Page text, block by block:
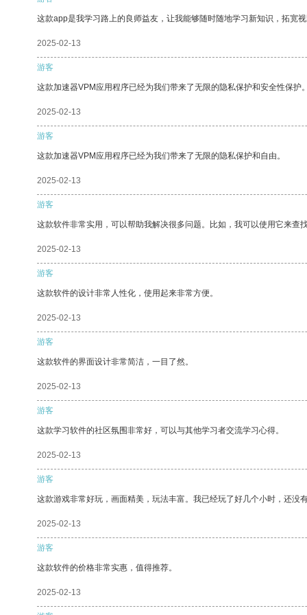
这款app是我学习路上的良师益友，让我能够随时随地学习新知识，拓宽
2025-02-13
游客
这款加速器VPM应用程序已经为我们带来了无限的隐私保护和安全性保护
2025-02-13
游客
这款加速器VPM应用程序已经为我们带来了无限的隐私保护和自由。
2025-02-13
游客
这款软件非常实用，可以帮助我解决很多问题。比如，我可以使用它来查
2025-02-13
游客
这款软件的设计非常人性化，使用起来非常方便。
2025-02-13
游客
这款软件的界面设计非常简洁，一目了然。
2025-02-13
游客
这款学习软件的社区氛围非常好，可以与其他学习者交流学习心得。
2025-02-13
游客
这款游戏非常好玩，画面精美，玩法丰富。我已经玩了好几个小时，还没
2025-02-13
游客
这款软件的价格非常实惠，值得推荐。
2025-02-13